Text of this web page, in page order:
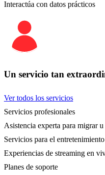
Interactúa con datos prácticos
Un servicio tan
Ver todos los servicios
Servicios profesionales
Asistencia experta para migrar
Servicios para el
Experiencias de streaming en
Planes de soporte